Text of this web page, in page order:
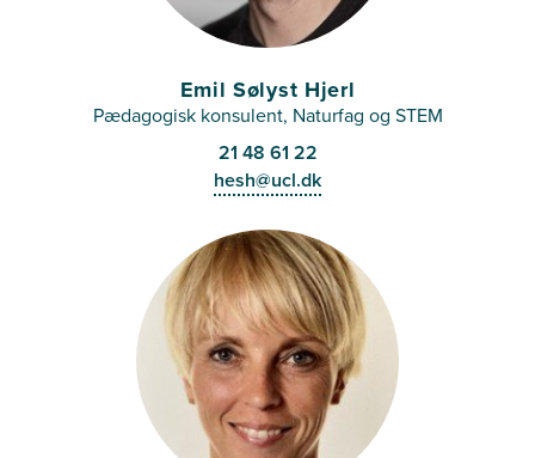
Emil Sølyst Hjerl
Pædagogisk konsulent, Naturfag og STEM
21 48 61 22
hesh@ucl.dk